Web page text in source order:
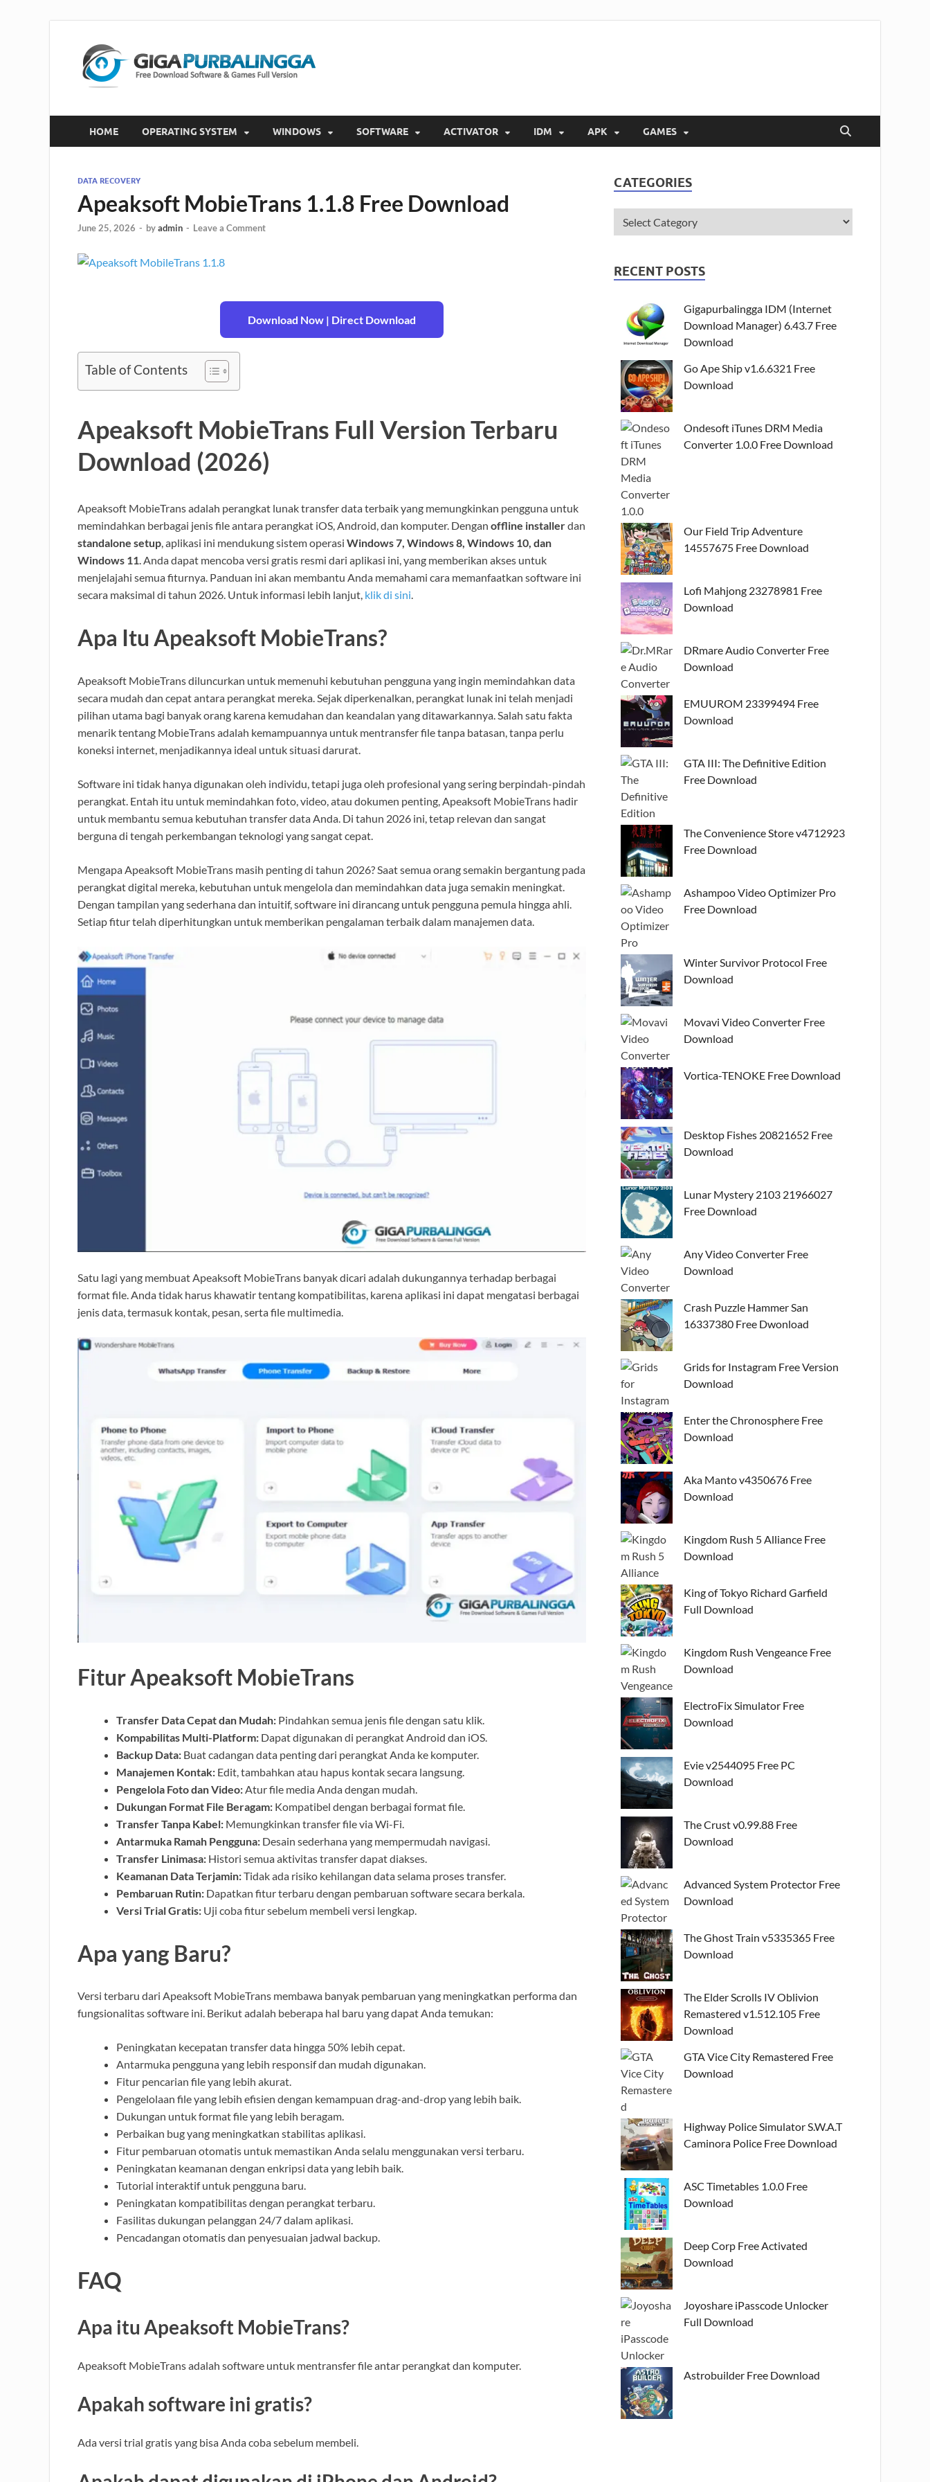
HOME OPERATING SYSTEM WINDOWS SOFTWARE ACTIVATOR IDM APK GAMES
DATA RECOVERY
Apeaksoft MobieTrans 1.1.8 Free Download
June 25, 2026 - byadmin - Leave a Comment
Download Now | Direct Download
Table of Contents
Apeaksoft MobieTrans Full Version Terbaru
Download (2026)
Apeaksoft MobieTrans adalah perangkat lunak transfer data terbaik yang memungkinkan pengguna untuk
memindahkan berbagai jenis file antara perangkat iOS, Android, dan komputer. Dengan offline installerdan
standalone setup, aplikasi ini mendukung sistem operasi Windows 7, Windows 8, Windows 10, dan
Windows 11. Anda dapat mencoba versi gratis resmi dari aplikasi ini, yang memberikan akses untuk
menjelajahi semua fiturnya. Panduan ini akan membantu Anda memahami cara memanfaatkan software ini
secara maksimal di tahun 2026. Untuk informasi lebih lanjut, klik di sini.
Apa Itu Apeaksoft MobieTrans?
Apeaksoft MobieTrans diluncurkan untuk memenuhi kebutuhan pengguna yang ingin memindahkan data
secara mudah dan cepat antara perangkat mereka. Sejak diperkenalkan, perangkat lunak ini telah menjadi
pilihan utama bagi banyak orang karena kemudahan dan keandalan yang ditawarkannya. Salah satu fakta
menarik tentang MobieTrans adalah kemampuannya untuk mentransfer file tanpa batasan, tanpa perlu
koneksi internet, menjadikannya ideal untuk situasi darurat.
Software ini tidak hanya digunakan oleh individu, tetapi juga oleh profesional yang sering berpindah-pindah
perangkat. Entah itu untuk memindahkan foto, video, atau dokumen penting, Apeaksoft MobieTrans hadir
untuk membantu semua kebutuhan transfer data Anda. Di tahun 2026 ini, tetap relevan dan sangat
berguna di tengah perkembangan teknologi yang sangat cepat.
Mengapa Apeaksoft MobieTrans masih penting di tahun 2026? Saat semua orang semakin bergantung pada
perangkat digital mereka, kebutuhan untuk mengelola dan memindahkan data juga semakin meningkat.
Dengan tampilan yang sederhana dan intuitif, software ini dirancang untuk pengguna pemula hingga ahli.
Setiap fitur telah diperhitungkan untuk memberikan pengalaman terbaik dalam manajemen data.
Satu lagi yang membuat Apeaksoft MobieTrans banyak dicari adalah dukungannya terhadap berbagai
format file. Anda tidak harus khawatir tentang kompatibilitas, karena aplikasi ini dapat mengatasi berbagai
jenis data, termasuk kontak, pesan, serta file multimedia.
Fitur Apeaksoft MobieTrans
Transfer Data Cepat dan Mudah: Pindahkan semua jenis file dengan satu klik.
Kompabilitas Multi-Platform: Dapat digunakan di perangkat Android dan iOS.
Backup Data: Buat cadangan data penting dari perangkat Anda ke komputer.
Manajemen Kontak: Edit, tambahkan atau hapus kontak secara langsung.
Pengelola Foto dan Video: Atur file media Anda dengan mudah.
Dukungan Format File Beragam: Kompatibel dengan berbagai format file.
Transfer Tanpa Kabel: Memungkinkan transfer file via Wi-Fi.
Antarmuka Ramah Pengguna: Desain sederhana yang mempermudah navigasi.
Transfer Linimasa: Histori semua aktivitas transfer dapat diakses.
Keamanan Data Terjamin:Tidak ada risiko kehilangan data selama proses transfer.
Pembaruan Rutin: Dapatkan fitur terbaru dengan pembaruan software secara berkala.
Versi Trial Gratis: Uji coba fitur sebelum membeli versi lengkap.
Apa yang Baru?
Versi terbaru dari Apeaksoft MobieTrans membawa banyak pembaruan yang meningkatkan performa dan
fungsionalitas software ini. Berikut adalah beberapa hal baru yang dapat Anda temukan:
Peningkatan kecepatan transfer data hingga 50% lebih cepat.
Antarmuka pengguna yang lebih responsif dan mudah digunakan.
Fitur pencarian file yang lebih akurat.
Pengelolaan file yang lebih efisien dengan kemampuan drag-and-drop yang lebih baik.
Dukungan untuk format file yang lebih beragam.
Perbaikan bug yang meningkatkan stabilitas aplikasi.
Fitur pembaruan otomatis untuk memastikan Anda selalu menggunakan versi terbaru.
Peningkatan keamanan dengan enkripsi data yang lebih baik.
Tutorial interaktif untuk pengguna baru.
Peningkatan kompatibilitas dengan perangkat terbaru.
Fasilitas dukungan pelanggan 24/7 dalam aplikasi.
Pencadangan otomatis dan penyesuaian jadwal backup.
FAQ
Apa itu Apeaksoft MobieTrans?
Apeaksoft MobieTrans adalah software untuk mentransfer file antar perangkat dan komputer.
Apakah software ini gratis?
Ada versi trial gratis yang bisa Anda coba sebelum membeli.
CATEGORIES
RECENT POSTS
Gigapurbalingga IDM (Internet
Download Manager) 6.43.7 Free
Download
Go Ape Ship v1.6.6321 Free
Download
Ondesoft iTunes DRM Media
Converter 1.0.0 Free Download
Our Field Trip Adventure
14557675 Free Download
Lofi Mahjong 23278981 Free
Download
DRmare Audio Converter Free
Download
EMUUROM 23399494 Free
Download
GTA III: The Definitive Edition
Free Download
The Convenience Store v4712923
Free Download
Ashampoo Video Optimizer Pro
Free Download
Winter Survivor Protocol Free
Download
Movavi Video Converter Free
Download
Vortica-TENOKE Free Download
Desktop Fishes 20821652 Free
Download
Lunar Mystery 2103 21966027
Free Download
Any Video Converter Free
Download
Crash Puzzle Hammer San
16337380 Free Dwonload
Grids for Instagram Free Version
Download
Enter the Chronosphere Free
Download
Aka Manto v4350676 Free
Download
Kingdom Rush 5 Alliance Free
Download
King of Tokyo Richard Garfield
Full Download
Kingdom Rush Vengeance Free
Download
ElectroFix Simulator Free
Download
Evie v2544095 Free PC
Download
The Crust v0.99.88 Free
Download
Advanced System Protector Free
Download
The Ghost Train v5335365 Free
Download
The Elder Scrolls IV Oblivion
Remastered v1.512.105 Free
Download
GTA Vice City Remastered Free
Download
Highway Police Simulator S.W.A.T
Caminora Police Free Download
ASC Timetables 1.0.0 Free
Download
Deep Corp Free Activated
Download
Joyoshare iPasscode Unlocker
Full Download
Astrobuilder Free Download